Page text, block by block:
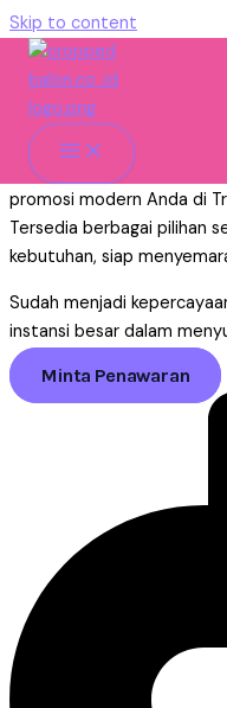
Skip to content
Vendor Balon
Branding di
Home»Jawa Timur
Kami dari Balon.co.id
promosi modern Anda di
Tersedia berbagai pilihan
kebutuhan, siap
Sudah menjadi
instansi besar dalam
Minta Penawaran